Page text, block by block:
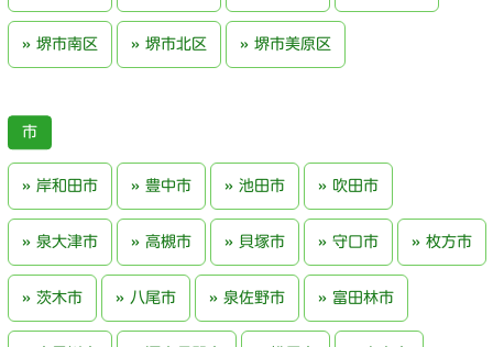
堺市南区 堺市北区 堺市美原区
岸和田市 豊中市 池田市 吹田市
泉大津市 高槻市 貝塚市 守口市 枚方市
茨木市 八尾市 泉佐野市 富田林市